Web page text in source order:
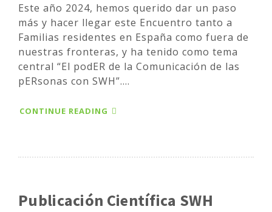
Este año 2024, hemos querido dar un paso
más y hacer llegar este Encuentro tanto a
Familias residentes en España como fuera de
nuestras fronteras, y ha tenido como tema
central “El podER de la Comunicación de las
pERsonas con SWH”....
CONTINUE READING
Publicación Científica SWH